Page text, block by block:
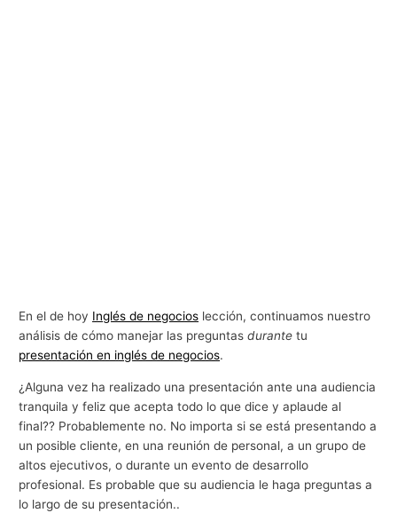
En el de hoy Inglés de negocios lección, continuamos nuestro
análisis de cómo manejar las preguntasdurante tu
presentación en inglés de negocios.
¿Alguna vez ha realizado una presentación ante una audiencia
tranquila y feliz que acepta todo lo que dice y aplaude al
final?? Probablemente no. No importa si se está presentando a
un posible cliente, en una reunión de personal, a un grupo de
altos ejecutivos, o durante un evento de desarrollo
profesional. Es probable que su audiencia le haga preguntas a
lo largo de su presentación..